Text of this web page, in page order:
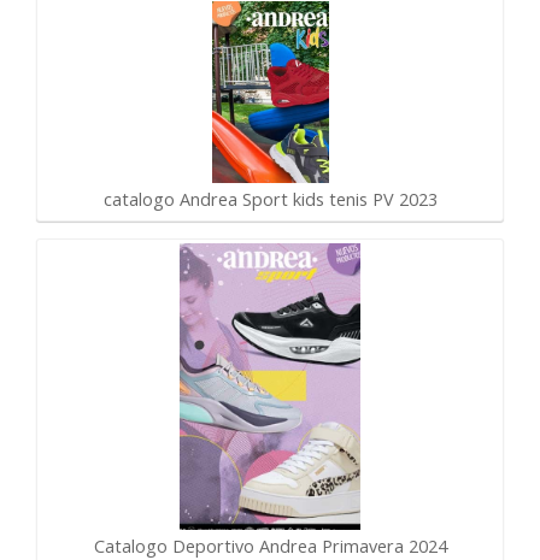
catalogo Andrea Sport kids tenis PV 2023
Catalogo Deportivo Andrea Primavera 2024